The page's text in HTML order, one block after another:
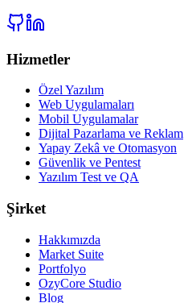
Hizmetler
Özel Yazılım
Web Uygulamaları
Mobil Uygulamalar
Dijital Pazarlama ve Reklam
Yapay Zekâ ve Otomasyon
Güvenlik ve Pentest
Yazılım Test ve QA
Şirket
Hakkımızda
Market Suite
Portfolyo
OzyCore Studio
Blog